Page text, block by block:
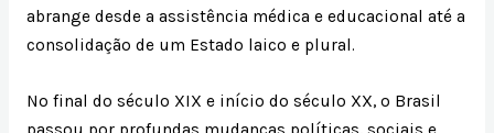
abrange desde a assistência médica e educacional até a
consolidação de um Estado laico e plural.
No final do século XIX e início do século XX, o Brasil